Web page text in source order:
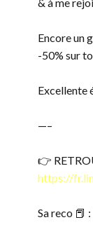
Encore un
-50% sur
Excellente
—–
👉
https://
Sa reco 📕 :